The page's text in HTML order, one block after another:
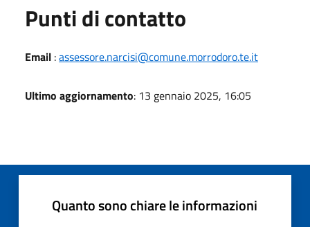
Punti di contatto
Email :assessore.narcisi@comune.morrodoro.te.it
Ultimo aggiornamento: 13 gennaio 2025, 16:05
Quanto sono chiare le informazioni